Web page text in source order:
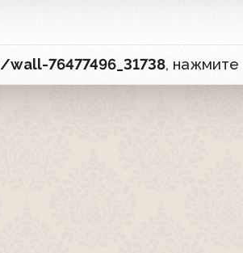
76477496_31738, нажмите